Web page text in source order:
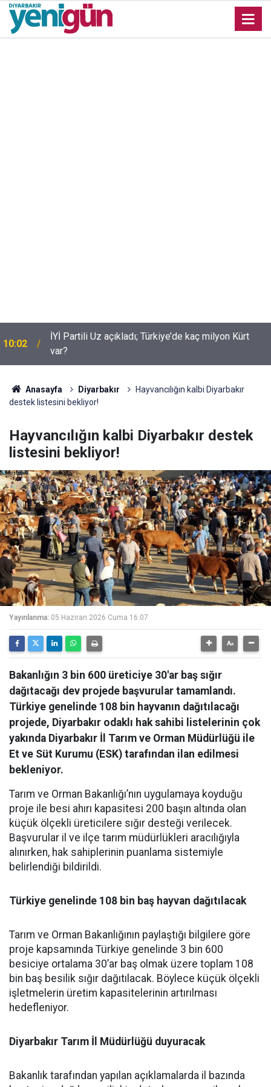
var?
09:54
Suça sürüklenen çocuklar için yeni düzenleme
neleri kapsiyor?
Anasayfa Diyarbakır
Hayvancılığın kalbi Diyarbakır
destek listesini bekliyor!
Hayvancılığın kalbi Diyarbakır destek
listesini bekliyor!
Yayınlanma: 05 Haziran 2026 Cuma 16:07
Bakanlığın 3 bin 600 üreticiye 30'ar baş sığır
dağıtacağı dev projede başvurular tamamlandı.
Türkiye genelinde 108 bin hayvanın dağıtılacağı
projede, Diyarbakır odaklı hak sahibi listelerinin çok
yakında Diyarbakır İl Tarım ve Orman Müdürlüğü ile
Et ve Süt Kurumu (ESK) tarafından ilan edilmesi
bekleniyor.
Tarım ve Orman Bakanlığı’nın uygulamaya koyduğu
proje ile besi ahırı kapasitesi 200 başın altında olan
küçük ölçekli üreticilere sığır desteği verilecek.
Başvurular il ve ilçe tarım müdürlükleri aracılığıyla
alınırken, hak sahiplerinin puanlama sistemiyle
belirlendiği bildirildi.
Türkiye genelinde 108 bin baş hayvan dağıtılacak
Tarım ve Orman Bakanlığının paylaştığı bilgilere göre
proje kapsamında Türkiye genelinde 3 bin 600
besiciye ortalama 30’ar baş olmak üzere toplam 108
bin baş besilik sığır dağıtılacak. Böylece küçük ölçekli
işletmelerin üretim kapasitelerinin artırılması
hedefleniyor.
Diyarbakır Tarım İl Müdürlüğü duyuracak
Bakanlık tarafından yapılan açıklamalarda il bazında